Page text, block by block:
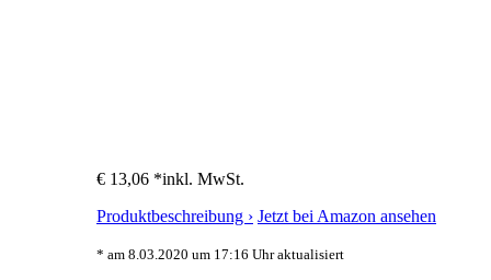
€ 13,06 *inkl. MwSt.
Produktbeschreibung › Jetzt bei Amazon ansehen
* am 8.03.2020 um 17:16 Uhr aktualisiert